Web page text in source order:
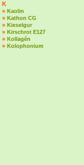
K
» Kaolin
» Kathon CG
» Kieselgur
» Kirschrot E127
» Kollagén
» Kolophonium